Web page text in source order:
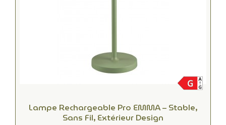
Lampe Rechargeable Pro EMMA – Stable,
Sans Fil, Extérieur Design